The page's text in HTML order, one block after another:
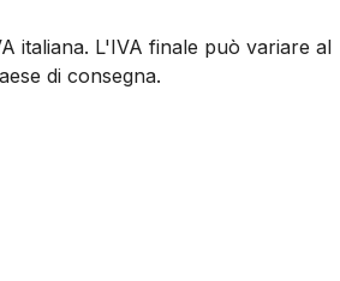
italiana. L'IVA finale può variare al
di consegna.